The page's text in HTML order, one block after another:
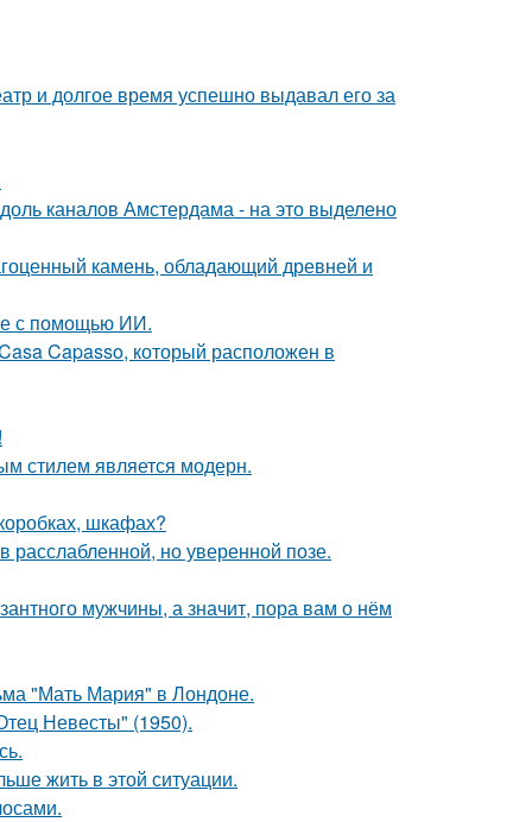
и долгое время успешно выдавал его за
каналов Амстердама - на это выделено
камень, обладающий древней и
с помощью ИИ.
Capasso, который расположен в
стилем является модерн.
шкафах?
но уверенной позе.
мужчины, а значит, пора вам о нём
"Мать Мария" в Лондоне.
Невесты" (1950).
жить в этой ситуации.